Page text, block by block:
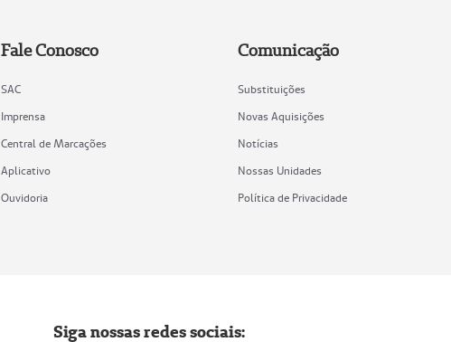
Fale Conosco
SAC
Imprensa
Central de Marcações
Aplicativo
Ouvidoria
Comunicação
Substituições
Novas Aquisições
Notícias
Nossas Unidades
Política de Privacidade
Siga nossas redes sociais: